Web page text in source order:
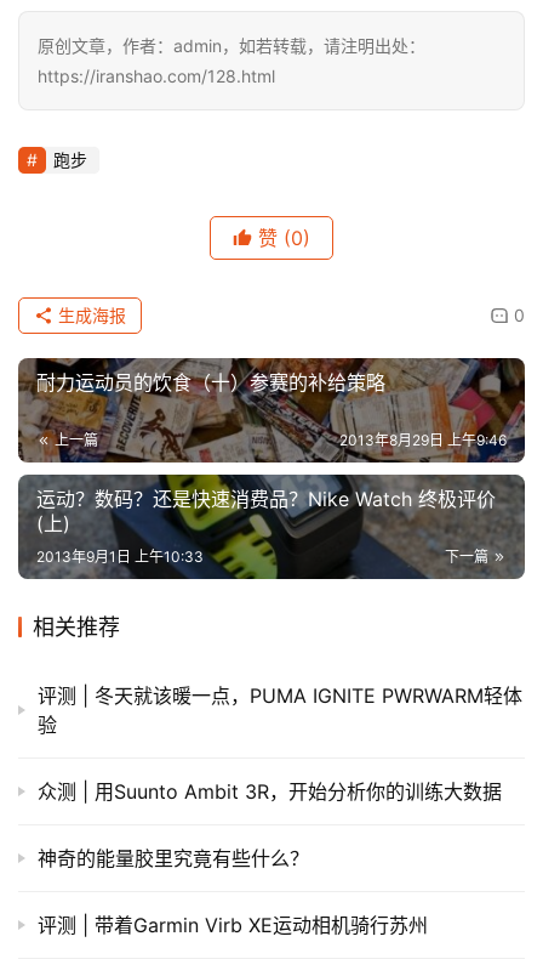
原创文章，作者：admin，如若转载，请注明出处：
https://iranshao.com/128.html
跑步
赞 (0)
0
生成海报
耐力运动员的饮食（十）参赛的补给策略
上一篇 2013年8月29日 上午9:46
运动？数码？还是快速消费品？Nike Watch 终极评价
(上)
下一篇
2013年9月1日 上午10:33
相关推荐
评测 | 冬天就该暖一点，PUMA IGNITE PWRWARM轻体
验
众测 | 用Suunto Ambit 3R，开始分析你的训练大数据
神奇的能量胶里究竟有些什么？
评测 | 带着Garmin Virb XE运动相机骑行苏州